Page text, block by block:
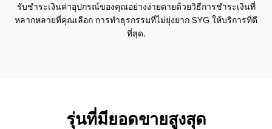
รับชำระเงินค่าอุปกรณ์ของคุณอย่างง่ายดายด้วยวิธีการชำระเงินที่
หลากหลายที่คุณเลือก การทำธุรกรรมที่ไม่ยุ่งยาก SYG ให้บริการที่ดี
ที่สุด.
รุ่นที่มียอดขายสูงสุด